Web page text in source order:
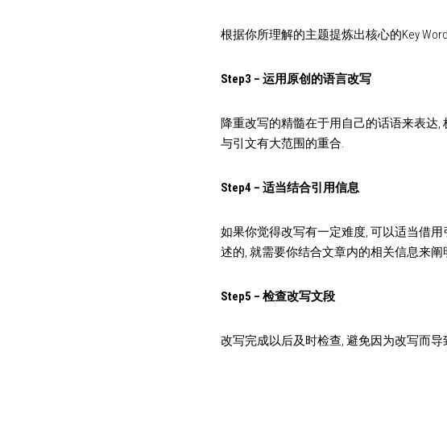
根据你所理解的主题提炼出核心的Key
Step3 – 运用原创的语言改写
降重改写的精髓在于用自己的话语来表达
与引文有大范围的重合.
Step4 – 适当结合引用信息
如果你觉得改写有一定难度, 可以适当借
述的, 就需要你结合文章内的相关信息来阐
Step5 – 检查改写文段
改写完成以后及时检查, 避免因为改写而